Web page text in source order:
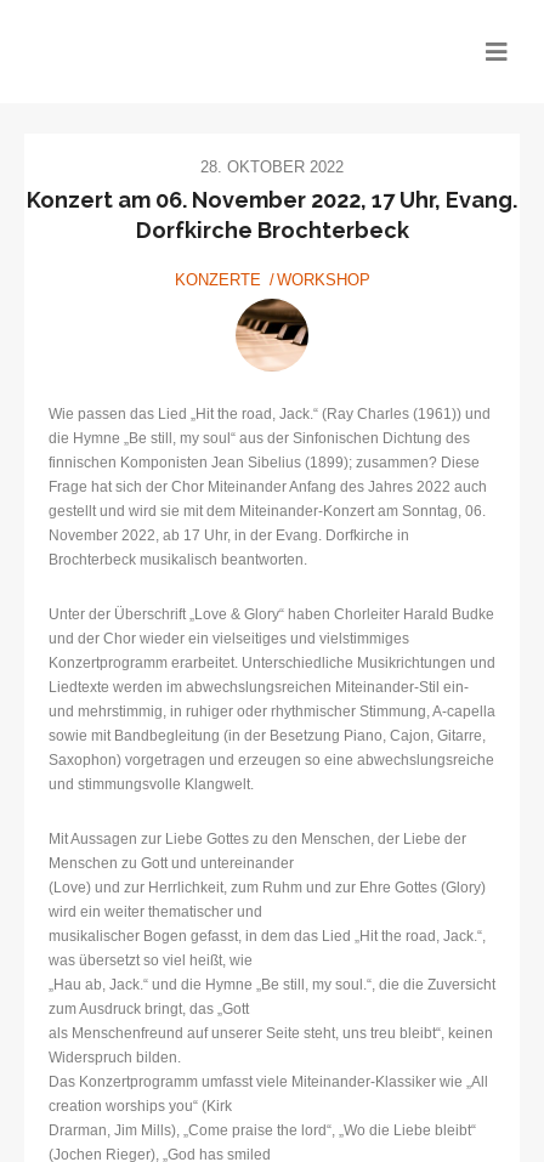
28. OKTOBER 2022
Konzert am 06. November 2022, 17 Uhr, Evang.
Dorfkirche Brochterbeck
KONZERTE WORKSHOP
Wie passen das Lied „Hit the road, Jack.“ (Ray Charles (1961)) und
die Hymne „Be still, my soul“ aus der Sinfonischen Dichtung des
finnischen Komponisten Jean Sibelius (1899); zusammen? Diese
Frage hat sich der Chor Miteinander Anfang des Jahres 2022 auch
gestellt und wird sie mit dem Miteinander-Konzert am Sonntag, 06.
November 2022, ab 17 Uhr, in der Evang. Dorfkirche in
Brochterbeck musikalisch beantworten.
Unter der Überschrift „Love & Glory“ haben Chorleiter Harald Budke
und der Chor wieder ein vielseitiges und vielstimmiges
Konzertprogramm erarbeitet. Unterschiedliche Musikrichtungen und
Liedtexte werden im abwechslungsreichen Miteinander-Stil ein-
und mehrstimmig, in ruhiger oder rhythmischer Stimmung, A-capella
sowie mit Bandbegleitung (in der Besetzung Piano, Cajon, Gitarre,
Saxophon) vorgetragen und erzeugen so eine abwechslungsreiche
und stimmungsvolle Klangwelt.
Mit Aussagen zur Liebe Gottes zu den Menschen, der Liebe der
Menschen zu Gott und untereinander
(Love) und zur Herrlichkeit, zum Ruhm und zur Ehre Gottes (Glory)
wird ein weiter thematischer und
musikalischer Bogen gefasst, in dem das Lied „Hit the road, Jack.“,
was übersetzt so viel heißt, wie
„Hau ab, Jack.“ und die Hymne „Be still, my soul.“, die die Zuversicht
zum Ausdruck bringt, das „Gott
als Menschenfreund auf unserer Seite steht, uns treu bleibt“, keinen
Widerspruch bilden.
Das Konzertprogramm umfasst viele Miteinander-Klassiker wie „All
creation worships you“ (Kirk
Drarman, Jim Mills), „Come praise the lord“, „Wo die Liebe bleibt“
(Jochen Rieger), „God has smiled